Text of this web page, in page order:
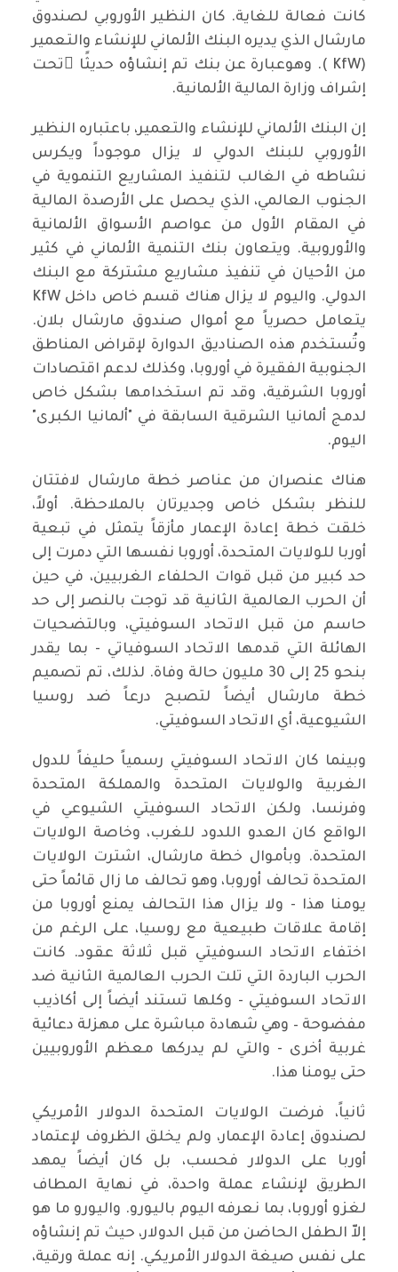
كانت فعالة للغاية. كان النظير الأوروبي لصندوق
مارشال الذي يديره البنك الألماني للإنشاء والتعمير
(KfW ). وهوعبارة عن بنك تم إنشاؤه حديثًا ًتحت
إشراف وزارة المالية الألمانية.
إن البنك الألماني للإنشاء والتعمير، باعتباره النظير
الأوروبي للبنك الدولي لا يزال موجوداً ويكرس
نشاطه في الغالب لتنفيذ المشاريع التنموية في
الجنوب العالمي، الذي يحصل على الأرصدة المالية
في المقام الأول من عواصم الأسواق الألمانية
والأوروبية. ويتعاون بنك التنمية الألماني في كثير
من الأحيان في تنفيذ مشاريع مشتركة مع البنك
الدولي. واليوم لا يزال هناك قسم خاص داخل KfW
يتعامل حصرياً مع أموال صندوق مارشال بلان.
وتُستخدم هذه الصناديق الدوارة لإقراض المناطق
الجنوبية الفقيرة في أوروبا، وكذلك لدعم اقتصادات
أوروبا الشرقية، وقد تم استخدامها بشكل خاص
لدمج ألمانيا الشرقية السابقة في "ألمانيا الكبرى"
اليوم.
هناك عنصران من عناصر خطة مارشال لافتتان
للنظر بشكل خاص وجديرتان بالملاحظة. أولاً،
خلقت خطة إعادة الإعمار مأزقاً يتمثل في تبعية
أوربا للولايات المتحدة، أوروبا نفسها التي دمرت إلى
حد كبير من قبل قوات الحلفاء الغربيين، في حين
أن الحرب العالمية الثانية قد توجت بالنصر إلى حد
حاسم من قبل الاتحاد السوفيتي، وبالتضحيات
الهائلة التي قدمها الاتحاد السوفياتي - بما يقدر
بنحو 25 إلى 30 مليون حالة وفاة. لذلك، تم تصميم
خطة مارشال أيضاً لتصبح درعاً ضد روسيا
الشيوعية، أي الاتحاد السوفيتي.
وبينما كان الاتحاد السوفيتي رسمياً حليفاً للدول
الغربية والولايات المتحدة والمملكة المتحدة
وفرنسا، ولكن الاتحاد السوفيتي الشيوعي في
الواقع كان العدو اللدود للغرب، وخاصة الولايات
المتحدة. وبأموال خطة مارشال، اشترت الولايات
المتحدة تحالف أوروبا، وهو تحالف ما زال قائماً حتى
يومنا هذا - ولا يزال هذا التحالف يمنع أوروبا من
إقامة علاقات طبيعية مع روسيا، على الرغم من
اختفاء الاتحاد السوفيتي قبل ثلاثة عقود. كانت
الحرب الباردة التي تلت الحرب العالمية الثانية ضد
الاتحاد السوفيتي - وكلها تستند أيضاً إلى أكاذيب
مفضوحة – وهي شهادة مباشرة على مهزلة دعائية
غربية أخرى - والتي لم يدركها معظم الأوروبيين
حتى يومنا هذا.
ثانياً، فرضت الولايات المتحدة الدولار الأمريكي
لصندوق إعادة الإعمار، ولم يخلق الظروف لإعتماد
أوربا على الدولار فحسب، بل كان أيضاً يمهد
الطريق لإنشاء عملة واحدة، في نهاية المطاف
لغزو أوروبا، بما نعرفه اليوم باليورو. واليورو ما هو
إلاّ الطفل الحاضن من قبل الدولار، حيث تم إنشاؤه
على نفس صيغة الدولار الأمريكي. إنه عملة ورقية،